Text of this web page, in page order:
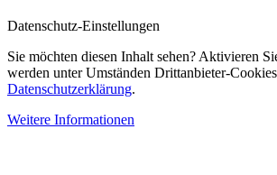
Datenschutz-Einstellungen
Sie möchten diesen Inhalt sehen? Aktivieren
werden unter Umständen Drittanbieter-
Datenschutzerklärung.
Weitere Informationen